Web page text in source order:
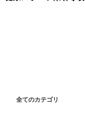
全てのカテゴリ